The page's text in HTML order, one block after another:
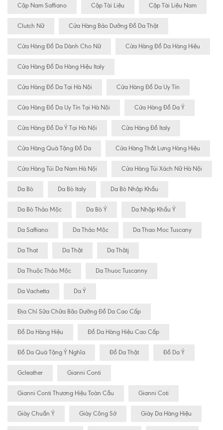
Cặp Nam Saffiano Cặp Tài Liệu Cặp Tài Liệu Nam
Clutch Nữ Cửa Hàng Bảo Dưỡng Đồ Da Thật
Cửa Hàng Đồ Da Dành Cho Nữ Cửa Hàng Đồ Da Hàng Hiệu
Cửa Hàng Đồ Da Hàng Hiệu Italy
Cửa Hàng Đồ Da Tại Hà Nội Cửa Hàng Đồ Da Uy Tín
Cửa Hàng Đồ Da Uy Tín Tại Hà Nội Cửa Hàng Đồ Da Ý
Cửa Hàng Đồ Da Ý Tại Hà Nội Cửa Hàng Đồ Italy
Cửa Hàng Quà Tặng Đồ Da Cửa Hàng Thắt Lưng Hàng Hiệu
Cửa Hàng Túi Da Nam Hà Nội Cửa Hàng Túi Xách Nữ Hà Nội
Da Bò Da Bò Italy Da Bò Nhập Khẩu
Da Bò Thảo Mộc Da Bò Ý Da Nhập Khẩu Ý
Da Saffiano Da Thảo Mộc Da Thao Moc Tuscany
Da That Da Thật Da Thâtj
Da Thuộc Thảo Mộc Da Thuoc Tuscanny
Da Vachetta Da Ý
Địa Chỉ Sữa Chữa Bão Dưỡng Đồ Da Cao Cấp
Đồ Da Hàng Hiệu Đồ Da Hàng Hiệu Cao Cấp
Đồ Da Quà Tặng Ý Nghĩa Đồ Da Thật Đồ Da Ý
Gcleather Gianni Conti
Gianni Conti Thương Hiệu Toàn Cầu Gianni Coti
Giày Chuẩn Ý Giày Công Sở Giày Da Hàng Hiệu